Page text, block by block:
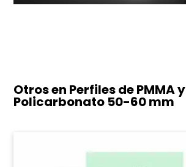
Otros en Perfiles de PMMA y
Policarbonato 50-60 mm